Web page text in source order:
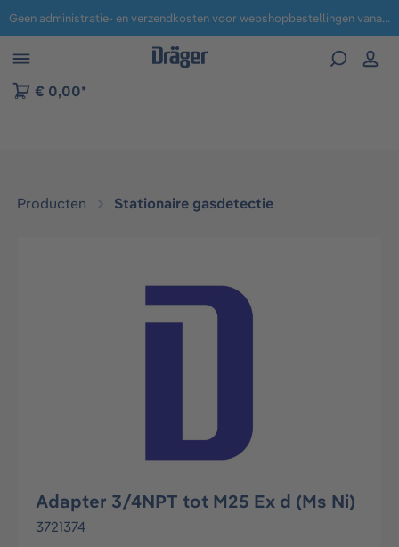
naar navigatie B2B-platform Geen administratie- en verzendkosten voor webshopbestellingen vanaf € 100,-.
€ 0,00*
Producten Stationaire gasdetectie
Afbeeldingengalerij overslaan
Adapter 3/4NPT tot M25 Ex d (Ms Ni)
3721374